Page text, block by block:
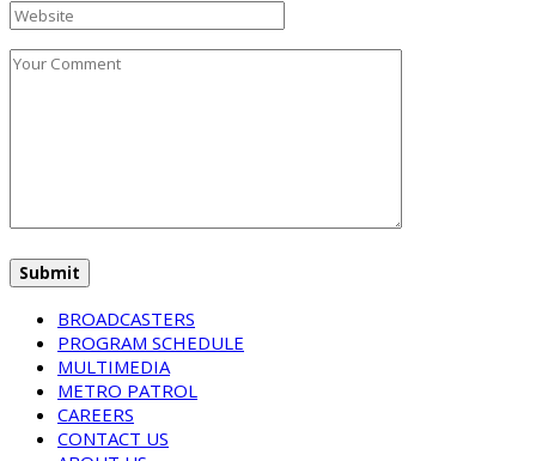
BROADCASTERS
PROGRAM SCHEDULE
MULTIMEDIA
METRO PATROL
CAREERS
CONTACT US